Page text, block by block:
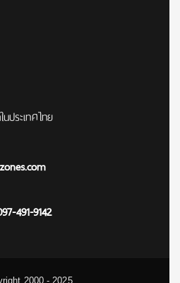
ระเทศไทย
491-9142
2000 - 2025